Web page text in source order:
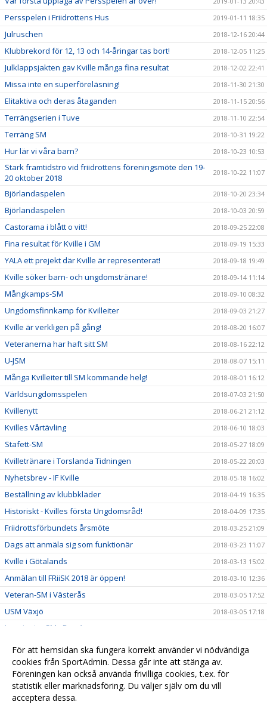
Persspelen i Friidrottens Hus 2019-01-11 18:35
Julruschen 2018-12-16 20:44
Klubbrekord för 12, 13 och 14-åringar tas bort! 2018-12-05 11:25
Julklappsjakten gav Kville många fina resultat 2018-12-02 22:41
Missa inte en superföreläsning! 2018-11-30 21:30
Elitaktiva och deras åtaganden 2018-11-15 20:56
Terrängserien i Tuve 2018-11-10 22:54
Terräng SM 2018-10-31 19:22
Hur lär vi våra barn? 2018-10-23 10:53
Stark framtidstro vid friidrottens föreningsmöte den 19-
20 oktober 2018
2018-10-22 11:07
Björlandaspelen 2018-10-20 23:34
Björlandaspelen 2018-10-03 20:59
Castorama i blått o vitt! 2018-09-25 22:08
Fina resultat för Kville i GM 2018-09-19 15:33
YALA ett prejekt där Kville är representerat! 2018-09-18 19:49
Kville söker barn- och ungdomstränare! 2018-09-14 11:14
Mångkamps-SM 2018-09-10 08:32
Ungdomsfinnkamp för Kvilleiter 2018-09-03 21:27
Kville är verkligen på gång! 2018-08-20 16:07
Veteranerna har haft sitt SM 2018-08-16 22:12
U-JSM 2018-08-07 15:11
Många Kvilleiter till SM kommande helg! 2018-08-01 16:12
Världsungdomsspelen 2018-07-03 21:50
Kvillenytt 2018-06-21 21:12
Kvilles Vårtävling 2018-06-10 18:03
Stafett-SM 2018-05-27 18:09
Kvilletränare i Torslanda Tidningen 2018-05-22 20:03
Nyhetsbrev - IF Kville 2018-05-18 16:02
Beställning av klubbkläder 2018-04-19 16:35
Historiskt - Kvilles första Ungdomsråd! 2018-04-09 17:35
Friidrottsförbundets årsmöte 2018-03-25 21:09
Dags att anmäla sig som funktionär 2018-03-23 11:07
Kville i Götalands 2018-03-13 15:02
Anmälan till FRiiSK 2018 är öppen! 2018-03-10 12:36
Veteran-SM i Västerås 2018-03-05 17:52
USM Växjö 2018-03-05 17:18
Inne junior SM - Dag 1
Kallelse till Årsmöte 2018-02-13 21:00
Stafett-SM 2017-07-02 18:38
Vårträning 2017-07-02 18:37
För att hemsidan ska fungera korrekt använder vi nödvändiga
cookies från SportAdmin. Dessa går inte att stänga av.
Föreningen kan också använda frivilliga cookies, t.ex. för
statistik eller marknadsföring. Du väljer själv om du vill
acceptera dessa.